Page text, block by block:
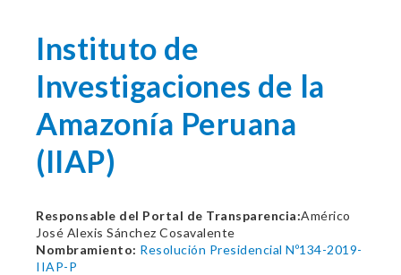
Instituto de
Investigaciones de la
Amazonía Peruana
(IIAP)
Responsable del Portal de Transparencia:Américo
José Alexis Sánchez Cosavalente
Nombramiento: Resolución Presidencial Nº134-2019-
IIAP-P